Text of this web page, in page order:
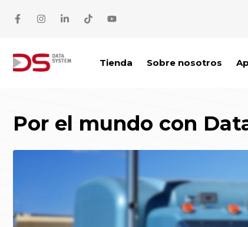
Tienda Sobre nosotros
Por el mundo con